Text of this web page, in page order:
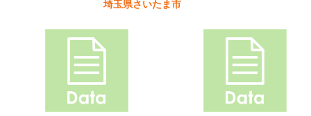
埼玉県さいたま市